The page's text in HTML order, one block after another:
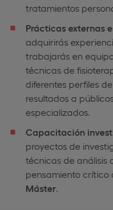
tratamientos
Prácticas externas
adquirirás
trabajarás en
técnicas de
diferentes perfiles
resultados a
especializados.
Capacitación
proyectos de
técnicas de análisis
pensamiento crítico
Máster.